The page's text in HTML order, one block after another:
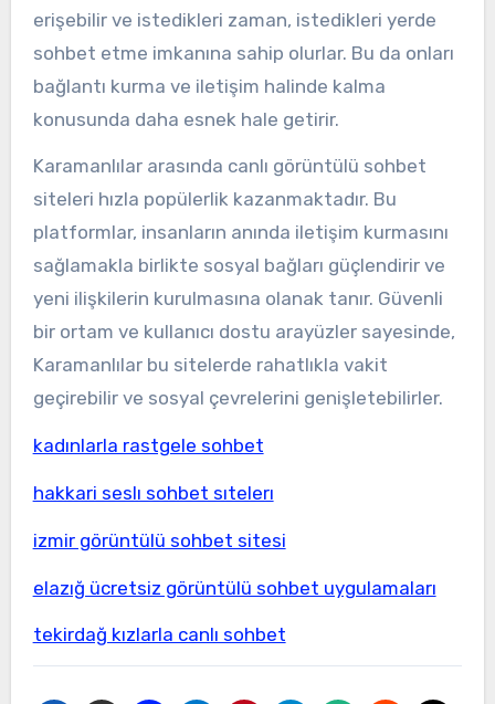
erişebilir ve istedikleri zaman, istedikleri yerde
sohbet etme imkanına sahip olurlar. Bu da onları
bağlantı kurma ve iletişim halinde kalma
konusunda daha esnek hale getirir.
Karamanlılar arasında canlı görüntülü sohbet
siteleri hızla popülerlik kazanmaktadır. Bu
platformlar, insanların anında iletişim kurmasını
sağlamakla birlikte sosyal bağları güçlendirir ve
yeni ilişkilerin kurulmasına olanak tanır. Güvenli
bir ortam ve kullanıcı dostu arayüzler sayesinde,
Karamanlılar bu sitelerde rahatlıkla vakit
geçirebilir ve sosyal çevrelerini genişletebilirler.
kadınlarla rastgele sohbet
hakkari seslı sohbet sıtelerı
izmir görüntülü sohbet sitesi
elazığ ücretsiz görüntülü sohbet uygulamaları
tekirdağ kızlarla canlı sohbet